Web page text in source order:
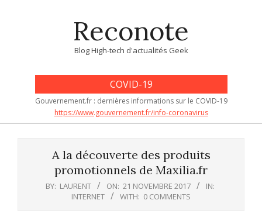
Reconote
Blog High-tech d'actualités Geek
COVID-19
Gouvernement.fr : dernières informations sur le COVID-19
https://www.gouvernement.fr/info-coronavirus
A la découverte des produits
promotionnels de Maxilia.fr
BY: LAURENT ON: 21 NOVEMBRE 2017
IN:
INTERNET
WITH: 0 COMMENTS